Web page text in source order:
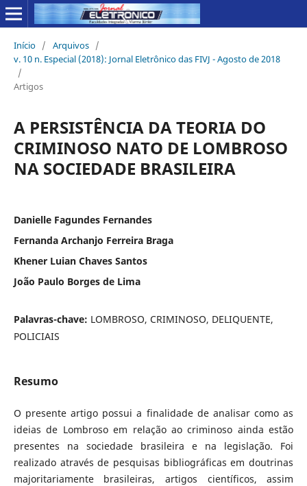
Início / Arquivos /
v. 10 n. Especial (2018): Jornal Eletrônico das FIVJ - Agosto de 2018
/
Artigos
A PERSISTÊNCIA DA TEORIA DO
CRIMINOSO NATO DE LOMBROSO
NA SOCIEDADE BRASILEIRA
Danielle Fagundes Fernandes
Fernanda Archanjo Ferreira Braga
Khener Luian Chaves Santos
João Paulo Borges de Lima
Palavras-chave: LOMBROSO, CRIMINOSO, DELIQUENTE,
POLICIAIS
Resumo
O presente artigo possui a finalidade de analisar como as
ideias de Lombroso em relação ao criminoso ainda estão
presentes na sociedade brasileira e na legislação. Foi
realizado através de pesquisas bibliográficas em doutrinas
majoritariamente brasileiras, artigos científicos, assim